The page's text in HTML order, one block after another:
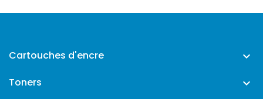
Cartouches d'encre 
Toners 